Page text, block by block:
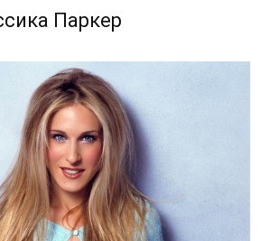
Паркер